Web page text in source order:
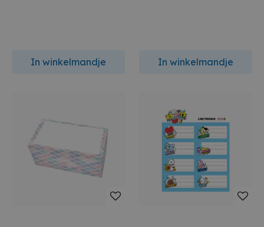
In winkelmandje In winkelmandje